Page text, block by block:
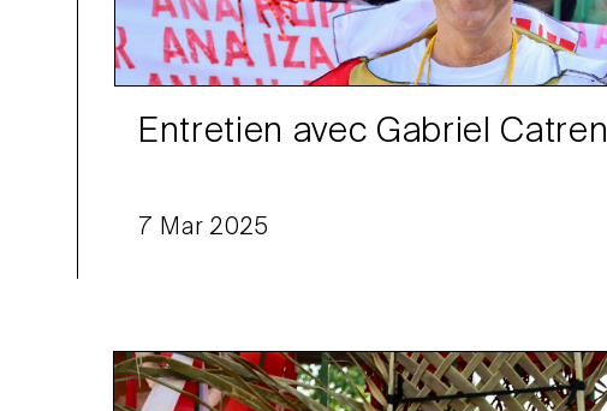
Entretien avec Gabriel Catren
7 Mar 2025